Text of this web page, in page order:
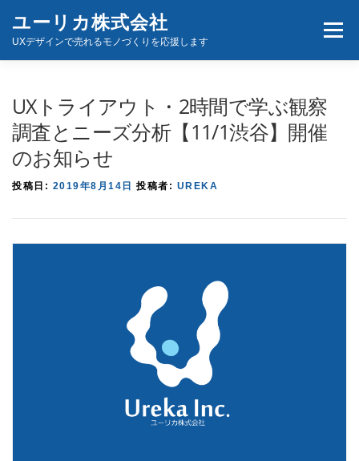
ユーリカ株式会社
UXデザインで売れるモノづくりを応援します
メニ
UXトライアウト・2時間で学ぶ観察
調査とニーズ分析【11/1渋谷】開催
のお知らせ
投稿日: 2019年8月14日 投稿者: UREKA